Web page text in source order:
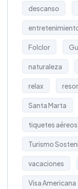
descanso
Folclor
naturaleza
relax
Santa Marta
tiquetes aéreos
Turismo
vacaciones
Visa Americana